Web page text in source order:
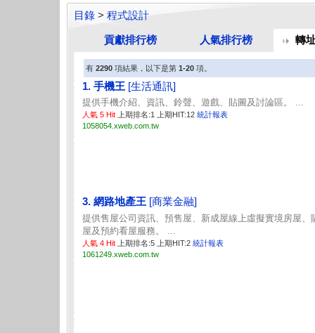
目錄 > 程式設計
貢獻排行榜 人氣排行榜 轉
有 2290 項結果，以下是第 1-20 項。
1. 手機王 [生活通訊]
提供手機介紹、資訊、鈴聲、遊戲、貼圖及討論區。 ...
人氣 5 Hit 上期排名:1 上期HIT:12 統計報表
1058054.xweb.com.tw
3. 網路地產王 [商業金融]
提供售屋公司資訊、預售屋、新成屋線上虛擬實境房屋、
屋及預約看屋服務。 ...
人氣 4 Hit 上期排名:5 上期HIT:2 統計報表
1061249.xweb.com.tw